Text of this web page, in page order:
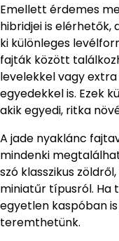
Emellett érdemes
hibridjei is
ki különleges
fajták között
levelekkel vagy
egyedekkel is. Ezek
akik egyedi, ritka
A jade nyaklánc
mindenki
szó klasszikus
miniatűr típusról.
egyetlen kaspóban
teremthetünk.